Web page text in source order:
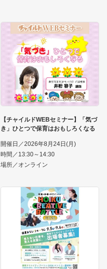
【チャイルドWEBセミナー】「気づ
き」ひとつで保育はおもしろくなる
開催日／2026年8月24日(月)
時間／13:30～14:30
場所／オンライン